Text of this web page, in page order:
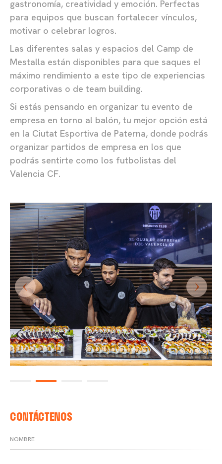
gastronomía, creatividad y emoción. Perfectas
para equipos que buscan fortalecer vínculos,
motivar o celebrar logros.
Las diferentes salas y espacios del Camp de
Mestalla están disponibles para que saques el
máximo rendimiento a este tipo de experiencias
corporativas o de team building.
Si estás pensando en organizar tu evento de
empresa en torno al balón, tu mejor opción está
en la Ciutat Esportiva de Paterna, donde podrás
organizar partidos de empresa en los que
podrás sentirte como los futbolistas del
Valencia CF.
CONTÁCTENOS